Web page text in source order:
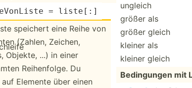
= liste[:]
speichert eine Reihe von
(Zahlen, Zeichen,
Objekte, ...) in einer
Reihen­folge. Du
Elemente über einen
ungleich
größer als
größer gleich
kleiner als
kleiner gleich
Beding­ungen mit